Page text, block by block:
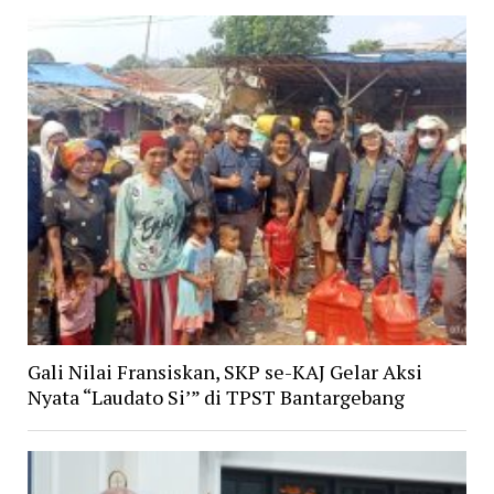
Gali Nilai Fransiskan, SKP se-KAJ Gelar Aksi
Nyata “Laudato Si’” di TPST Bantargebang